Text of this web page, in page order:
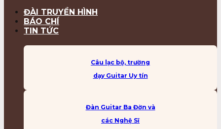
ĐÀI TRUYỀN HÌNH
BÁO CHÍ
TIN TỨC
Câu lạc bộ, trường
dạy Guitar Uy tín
Đàn Guitar Ba Đờn và
các Nghệ Sĩ